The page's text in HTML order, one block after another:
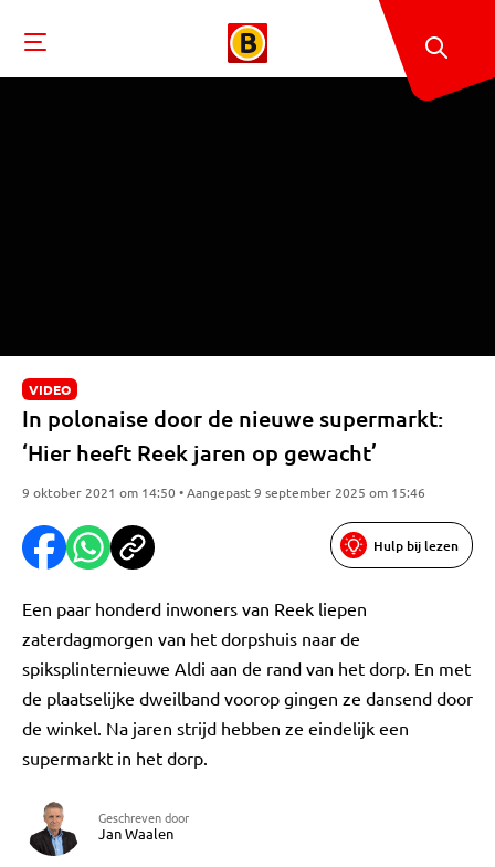
VIDEO
In polonaise door de nieuwe supermarkt:
‘Hier heeft Reek jaren op gewacht’
9 oktober 2021 om 14:50 • Aangepast 9 september 2025 om 15:46
Hulp bij lezen
Een paar honderd inwoners van Reek liepen
zaterdagmorgen van het dorpshuis naar de
spiksplinternieuwe Aldi aan de rand van het dorp. En met
de plaatselijke dweilband voorop gingen ze dansend door
de winkel. Na jaren strijd hebben ze eindelijk een
supermarkt in het dorp.
Geschreven door
Jan Waalen